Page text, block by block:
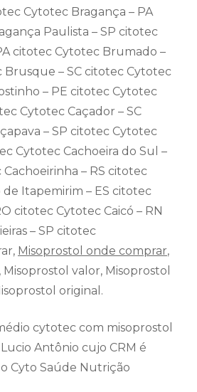
Cytotec Bragança – PA
Paulista – SP citotec
citotec Cytotec Brumado –
Brusque – SC citotec Cytotec
– PE citotec Cytotec
Cytotec Caçador – SC
– SP citotec Cytotec
Cytotec Cachoeira do Sul –
– RS citotec
Itapemirim – ES citotec
citotec Cytotec Caicó – RN
– SP citotec
Misoprostol onde comprar,
valor, Misoprostol
original.
cytotec com misoprostol
Antônio cujo CRM é
Cyto Saúde Nutrição